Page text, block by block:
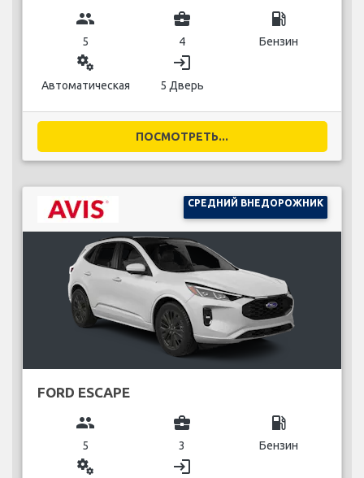
group
5
business_center
4
local_gas_station
Бензин
miscellaneous_services
Автоматическая
login
5 Дверь
ПОСМОТРЕТЬ...
СРЕДНИЙ ВНЕДОРОЖНИК
FORD ESCAPE
group
5
business_center
3
local_gas_station
Бензин
miscellaneous_services login